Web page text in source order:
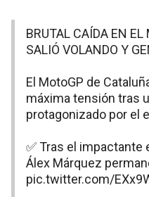
BRUTAL CAÍDA EN
SALIÓ VOLANDO Y
El MotoGP de
máxima tensión tras
protagonizado por el
✅ Tras el impactante
Álex Márquez
pic.twitter.com/